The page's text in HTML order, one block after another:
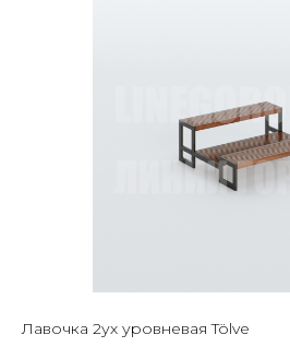
Лавочка 2ух уровневая Tölve